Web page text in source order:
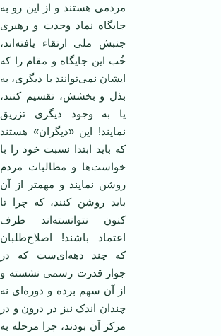
مردمی هستند و از این رو به
جایگاه نماد وحدت و رهبری
جنبش ملی ارتقاء یافته‌اند،
خُب این جایگاه و مقام را که
ایشان نمی‌توانند با دیگری، به
بذل و بخشش، تقسیم کنند،
یا به وجود دیگری تزریق
نمایند! این «دیگران» هستند
که باید ابتدا نسبت خود را با
خواست‌ها و مطالبات مردم
روشن نمایند و مهمتر از آن
باید روشن کنند، که چرا تا
کنون نتوانسته‌اند طرف
اعتماد باشند! اصلاح‌طلبان
که چند دهه‌ای‌ست که در
جوار قدرت رسمی‌ نشسته و
از آن سهم برده و دوره‌ای نه
چندان اندک نیز در درون و در
مرکز آن بودند، چرا مرحله به